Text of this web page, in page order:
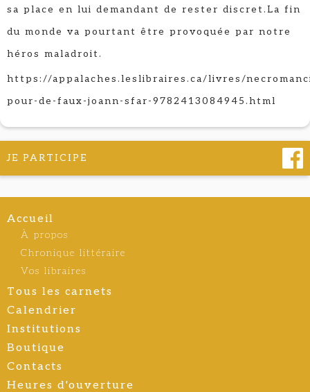
sa place en lui demandant de rester discret.La fin
du monde va pourtant être provoquée par notre
héros maladroit.
https://appalaches.leslibraires.ca/livres/
pour-de-faux-joann-sfar-9782413084945.html
JE PARTICIPE
Accueil
À propos
Chronique littéraire
Vos libraires
Tous les carnets
Calendrier
Institutions
Boutique
Contacts
Heures d'ouverture